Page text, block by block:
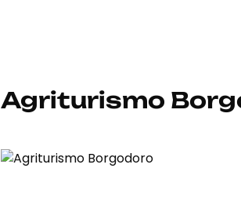
Agriturismo